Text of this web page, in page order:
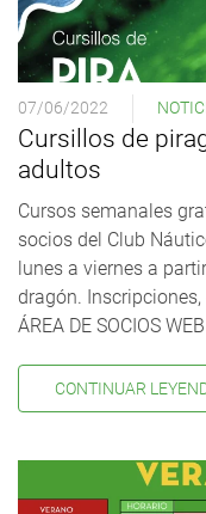
07/06/2022
Cursillos de
adultos
Cursos semanales
socios del Club
lunes a viernes a
dragón.
ÁREA DE SOCIOS WEB
CONTINUAR